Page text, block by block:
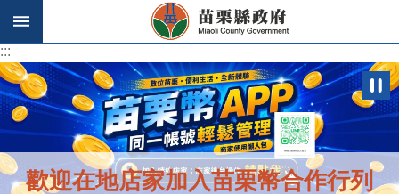
跳到主要內容區塊
:::
:::
歡迎在地店家加入苗栗幣合作行列